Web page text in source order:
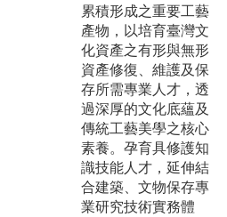
累積形成之重要工藝
產物，以培育臺灣文
化資產之有形與無形
資產修復、維護及保
存所需專業人才，透
過深厚的文化底蘊及
傳統工藝美學之核心
素養。孕育具修護知
識技能人才，延伸結
合建築、文物保存專
業研究技術實務體